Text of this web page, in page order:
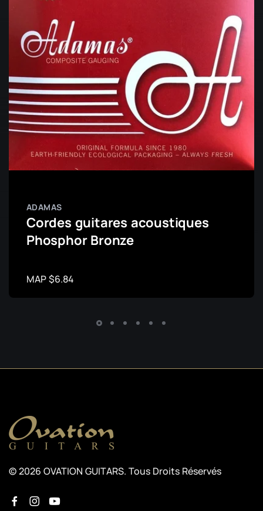
ADAMAS
Cordes guitares acoustiques
Phosphor Bronze
MAP $6.84
© 2026 OVATION GUITARS. Tous Droits Réservés